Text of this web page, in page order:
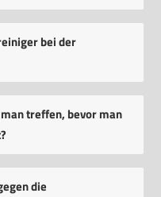
bei der
treffen, bevor man
die